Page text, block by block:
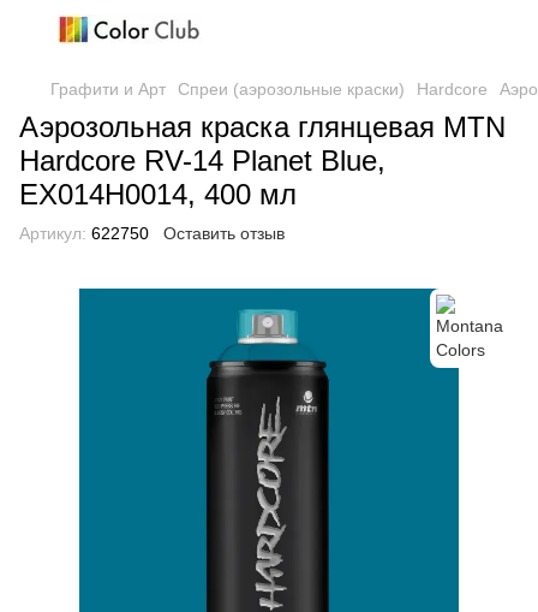
Графити и Арт Спреи (аэрозольные краски) Hardcore
Аэрозольная краска глянцевая MTN
Hardcore RV-14 Planet Blue,
EX014H0014, 400 мл
Артикул: 622750 Оставить отзыв